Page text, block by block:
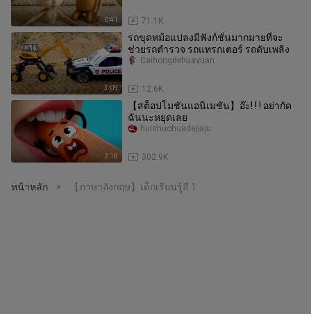
0:41 71.1K
3:09
รถขุดหม้อแปลงมีฟังก์ชั่นมากมายที่จะ
ช่วยรถตำรวจ รถแทรกเตอร์ รถดับเพลิง
12.6K
Caihongdehuayuan
2:18
【สต็อปโมชันแอนิเมชัน】อ๊ะ! ! ! อย่ากัด
ฉันนะหยุดเลย
302.9K
huishuohuadejiaju
หน้าหลัก > 【ภาษาอังกฤษ】เด็กเรียนรู้สี 1